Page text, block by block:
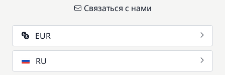
Связаться с нами
EUR
RU